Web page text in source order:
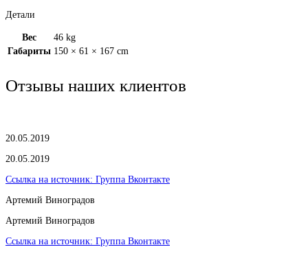
Детали
Вес
46 kg
Габариты 150 × 61 × 167 cm
Отзывы наших клиентов
20.05.2019
20.05.2019
Ссылка на источник: Группа Вконтакте
Артемий Виноградов
Артемий Виноградов
Ссылка на источник: Группа Вконтакте